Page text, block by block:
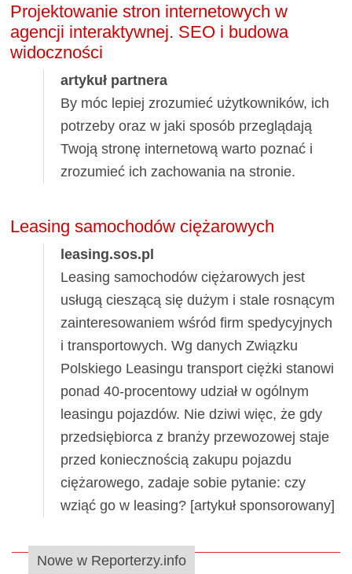
Projektowanie stron internetowych w
agencji interaktywnej. SEO i budowa
widoczności
artykuł partnera
By móc lepiej zrozumieć użytkowników, ich
potrzeby oraz w jaki sposób przeglądają
Twoją stronę internetową warto poznać i
zrozumieć ich zachowania na stronie.
Leasing samochodów ciężarowych
leasing.sos.pl
Leasing samochodów ciężarowych jest
usługą cieszącą się dużym i stale rosnącym
zainteresowaniem wśród firm spedycyjnych
i transportowych. Wg danych Związku
Polskiego Leasingu transport ciężki stanowi
ponad 40-procentowy udział w ogólnym
leasingu pojazdów. Nie dziwi więc, że gdy
przedsiębiorca z branży przewozowej staje
przed koniecznością zakupu pojazdu
ciężarowego, zadaje sobie pytanie: czy
wziąć go w leasing? [artykuł sponsorowany]
Nowe w Reporterzy.info